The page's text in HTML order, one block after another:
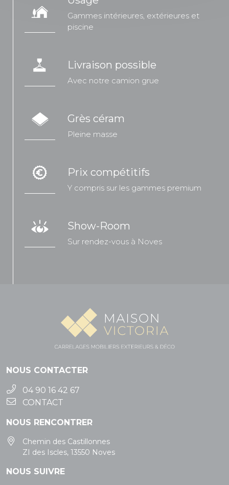
Gammes intérieures, extérieures et
piscine
Livraison possible
Avec notre camion grue
Grès céram
Pleine masse
Prix compétitifs
Y compris sur les gammes premium
Show-Room
Sur rendez-vous à Noves
NOUS CONTACTER
04 90 16 42 67
CONTACT
NOUS RENCONTRER
Chemin des Castillonnes
ZI des Iscles, 13550 Noves
NOUS SUIVRE